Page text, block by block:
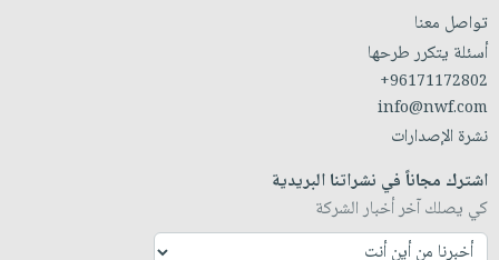
تواصل معنا
أسئلة يتكرر طرحها
+96171172802
info@nwf.com
نشرة الإصدارات
اشترك مجاناً في نشراتنا البريدية
كي يصلك آخر أخبار الشركة